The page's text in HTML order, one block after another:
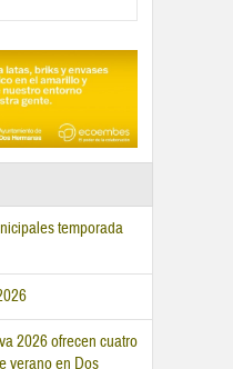
temporada
2026 ofrecen cuatro
verano en Dos